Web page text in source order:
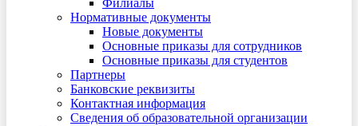
Филиалы
Нормативные документы
Новые документы
Основные приказы для сотрудников
Основные приказы для студентов
Партнеры
Банковские реквизиты
Контактная информация
Сведения об образовательной организации